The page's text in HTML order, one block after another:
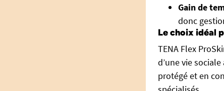
Gain de
donc
Le choix idéal
TENA Flex
d’une vie
protégé et en